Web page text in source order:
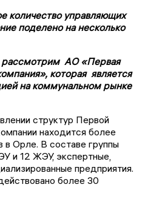
количество управляющих
поделено на несколько
рассмотрим АО «Первая
которая является
на коммунальном рынке
структур Первой
находится более
Орле. В составе группы
и 12 ЖЭУ, экспертные,
предприятия.
более 30